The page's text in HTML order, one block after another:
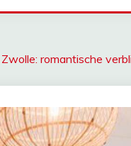
romantische